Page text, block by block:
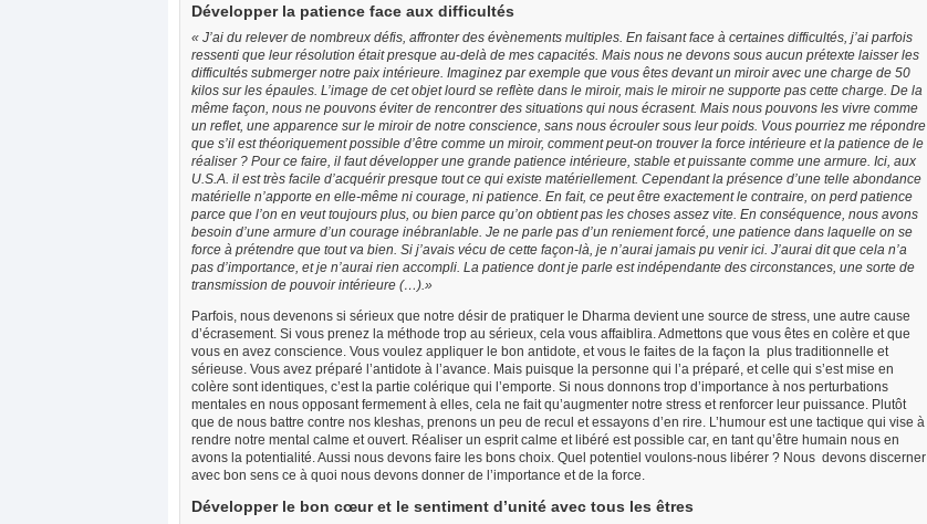
Développer la patience face aux difficultés
« J’ai du relever de nombreux défis, affronter des évènements multiples. En faisant face à certaines difficultés, j’ai parfois
ressenti que leur résolution était presque au-delà de mes capacités. Mais nous ne devons sous aucun prétexte laisser les
difficultés submerger notre paix intérieure. Imaginez par exemple que vous êtes devant un miroir avec une charge de 50
kilos sur les épaules. L’image de cet objet lourd se reflète dans le miroir, mais le miroir ne supporte pas cette charge. De la
même façon, nous ne pouvons éviter de rencontrer des situations qui nous écrasent. Mais nous pouvons les vivre comme
un reflet, une apparence sur le miroir de notre conscience, sans nous écrouler sous leur poids. Vous pourriez me répondre
que s’il est théoriquement possible d’être comme un miroir, comment peut-on trouver la force intérieure et la patience de le
réaliser ? Pour ce faire, il faut développer une grande patience intérieure, stable et puissante comme une armure. Ici, aux
U.S.A. il est très facile d’acquérir presque tout ce qui existe matériellement. Cependant la présence d’une telle abondance
matérielle n’apporte en elle-même ni courage, ni patience. En fait, ce peut être exactement le contraire, on perd patience
parce que l’on en veut toujours plus, ou bien parce qu’on obtient pas les choses assez vite. En conséquence, nous avons
besoin d’une armure d’un courage inébranlable. Je ne parle pas d’un reniement forcé, une patience dans laquelle on se
force à prétendre que tout va bien. Si j’avais vécu de cette façon-là, je n’aurai jamais pu venir ici. J’aurai dit que cela n’a
pas d’importance, et je n’aurai rien accompli. La patience dont je parle est indépendante des circonstances, une sorte de
transmission de pouvoir intérieure (…).»
Parfois, nous devenons si sérieux que notre désir de pratiquer le Dharma devient une source de stress, une autre cause
d’écrasement. Si vous prenez la méthode trop au sérieux, cela vous affaiblira. Admettons que vous êtes en colère et que
vous en avez conscience. Vous voulez appliquer le bon antidote, et vous le faites de la façon la plus traditionnelle et
sérieuse. Vous avez préparé l’antidote à l’avance. Mais puisque la personne qui l’a préparé, et celle qui s’est mise en
colère sont identiques, c’est la partie colérique qui l’emporte. Si nous donnons trop d’importance à nos perturbations
mentales en nous opposant fermement à elles, cela ne fait qu’augmenter notre stress et renforcer leur puissance. Plutôt
que de nous battre contre nos kleshas, prenons un peu de recul et essayons d’en rire. L’humour est une tactique qui vise à
rendre notre mental calme et ouvert. Réaliser un esprit calme et libéré est possible car, en tant qu’être humain nous en
avons la potentialité. Aussi nous devons faire les bons choix. Quel potentiel voulons-nous libérer ? Nous devons discerner
avec bon sens ce à quoi nous devons donner de l’importance et de la force.
Développer le bon cœur et le sentiment d’unité avec tous les êtres